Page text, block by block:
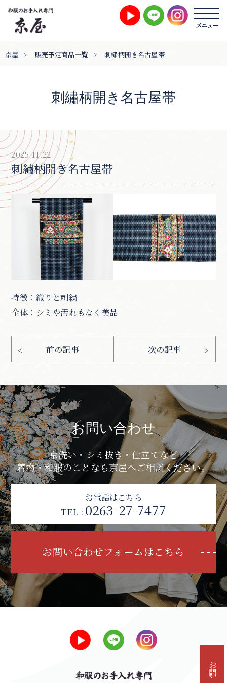
京屋 > 販売予定商品一覧 > 刺繡柄開き名古屋帯
刺繡柄開き名古屋帯
2025.11.22
刺繡柄開き名古屋帯
特徴：織りと刺繍
全体：シミや汚れもなく美品
お問い合わせ
京洗い・シミ抜き・仕立てなど
着物・和服のことなら京屋へご相談ください。
お電話はこちら
TEL : 0263-27-7477
お問い合わせフォームはこちら